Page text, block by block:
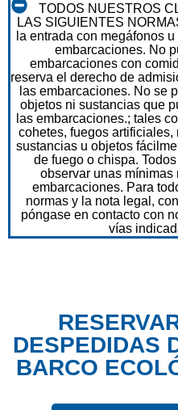
TODOS NUESTROS
LAS SIGUIENTES
la entrada con megáfonos
embarcaciones. No
embarcaciones con
reserva el derecho de
las embarcaciones. No se
objetos ni sustancias que
las embarcaciones.; tales
cohetes, fuegos
sustancias u objetos
de fuego o chispa.
observar unas
embarcaciones. Para
normas y la nota legal,
póngase en contacto con
vías
DESPEDIDAS
BARCO